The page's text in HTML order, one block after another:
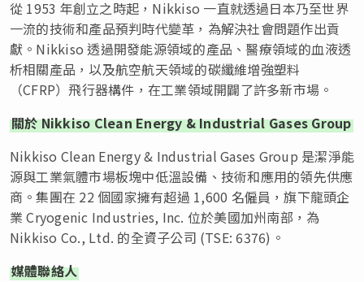
從 1953 年創立之時起，Nikkiso 一直就透過日本乃至世界
一流的技術和產品預判時代變革，為解決社會問題作出貢
獻。Nikkiso 透過開發能源領域的產品、醫療領域的血液透
析相關產品，以及航空航天領域的碳纖維增強塑料
（CFRP）飛行器構件，在工業領域開闢了許多新市場。
關於 Nikkiso Clean Energy & Industrial Gases Group
Nikkiso Clean Energy & Industrial Gases Group 是潔淨能
源與工業氣體市場板塊中低溫設備、技術和應用的領先供應
商。集團在 22 個國家擁有超過 1,600 名僱員，旗下龍頭企
業 Cryogenic Industries, Inc. 位於美國加州南部，為
Nikkiso Co., Ltd. 的全資子公司 (TSE: 6376)。
媒體聯絡人